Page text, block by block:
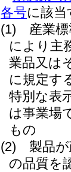
各号に該
(1)
産業
により主
業品又は
に規定す
特別な表
は事業場
もの
(2)
製品
の品質を